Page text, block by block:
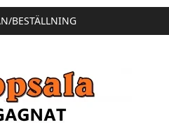
BESTÄLLNING